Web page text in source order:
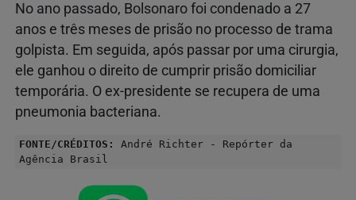
No ano passado, Bolsonaro foi condenado a 27
anos e três meses de prisão no processo de trama
golpista. Em seguida, após passar por uma cirurgia,
ele ganhou o direito de cumprir prisão domiciliar
temporária. O ex-presidente se recupera de uma
pneumonia bacteriana.
FONTE/CRÉDITOS:
André Richter - Repórter da
Agência Brasil